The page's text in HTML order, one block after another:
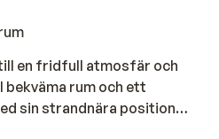
en fridfull atmosfär och
rum och ett
sin strandnära position
havsutsikt varje dag. Om